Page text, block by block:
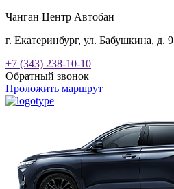
Чанган Центр Автобан
г. Екатеринбург, ул. Бабушкина, д. 9
+7 (343) 238-10-10
Обратный звонок
Проложить маршрут